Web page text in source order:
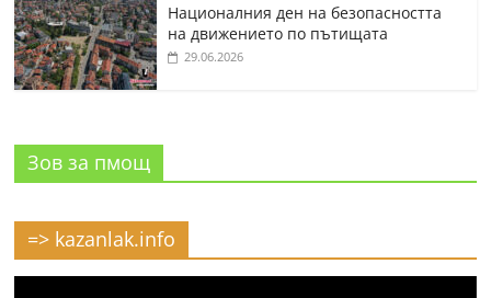
Националния ден на безопасността
на движението по пътищата
29.06.2026
Зов за пмощ
=> kazanlak.info